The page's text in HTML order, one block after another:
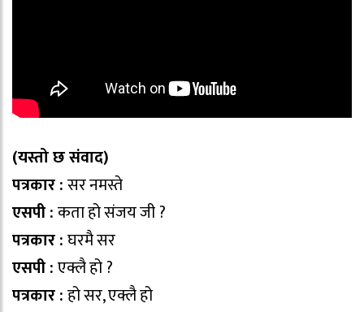
(यस्तो छ संवाद)
पत्रकार :सर नमस्ते
एसपी :कता हो संजय जी ?
पत्रकार :घरमै सर
एसपी :एक्लै हो ?
पत्रकार :हो सर, एक्लै हो